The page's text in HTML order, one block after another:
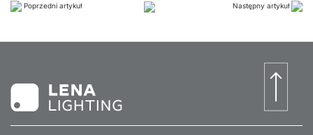
Poprzedni artykuł Następny artykuł